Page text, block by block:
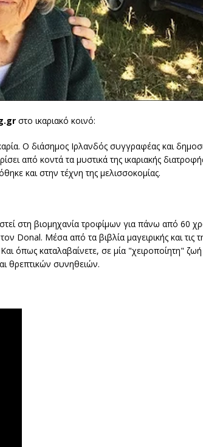
στο ικαριακό κοινό:
Ο διάσημος Ιρλανδός συγγραφέας και
από κοντά τα μυστικά της ικαριακής
και στην τέχνη της μελισσοκομίας.
στη βιομηχανία τροφίμων για πάνω από 60
Donal. Μέσα από τα βιβλία μαγειρικής και τις
όπως καταλαβαίνετε, σε μία "χειροποίητη"
θρεπτικών συνηθειών.